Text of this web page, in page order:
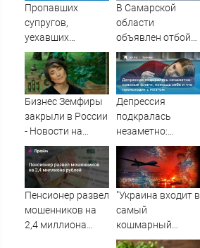
Пропавших
супругов,
уехавших
отдыхать на
природу, нашли
мертвыми на
заднем сиденье
автомобиля
В Самарской
области
объявлен отбой
возможности
атаки с воздуха
Бизнес Земфиры
закрыли в России
- Новости на
Вести.ru
Депрессия
подкралась
незаметно:
красные флаги,
помощь себе и
что происходит с
мозгом
Пенсионер развел
мошенников на
2,4 миллиона
"Украина входит в
самый
кошмарный
период": Врагу